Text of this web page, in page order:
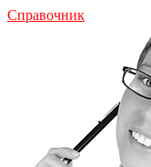
Справочник